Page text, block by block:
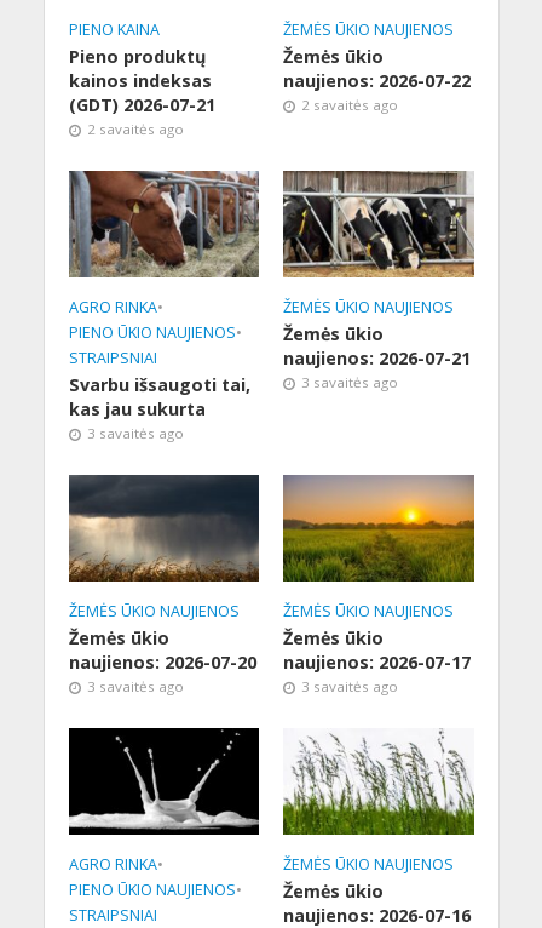
PIENO KAINA
Pieno produktų
kainos indeksas
(GDT) 2026-07-21
2 savaitės ago
ŽEMĖS ŪKIO NAUJIENOS
Žemės ūkio
naujienos: 2026-07-22
2 savaitės ago
AGRO RINKA•
PIENO ŪKIO NAUJIENOS•
STRAIPSNIAI
Svarbu išsaugoti tai,
kas jau sukurta
3 savaitės ago
ŽEMĖS ŪKIO NAUJIENOS
Žemės ūkio
naujienos: 2026-07-21
3 savaitės ago
ŽEMĖS ŪKIO NAUJIENOS
Žemės ūkio
naujienos: 2026-07-20
3 savaitės ago
ŽEMĖS ŪKIO NAUJIENOS
Žemės ūkio
naujienos: 2026-07-17
3 savaitės ago
AGRO RINKA•
PIENO ŪKIO NAUJIENOS•
STRAIPSNIAI
ŽEMĖS ŪKIO NAUJIENOS
Žemės ūkio
naujienos: 2026-07-16